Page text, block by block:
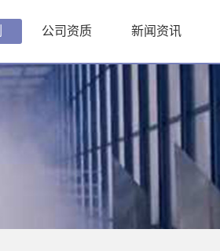
公司资质 新闻资讯